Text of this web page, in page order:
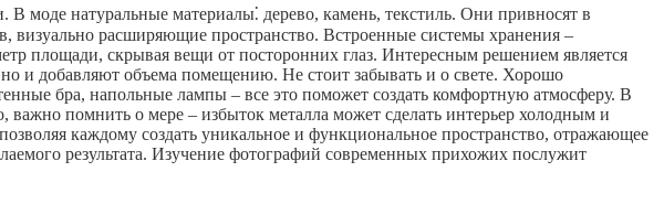
моде натуральные материалы⁚ дерево, камень, текстиль. Они привносят в
визуально расширяющие пространство. Встроенные системы хранения –
площади, скрывая вещи от посторонних глаз. Интересным решением является
и добавляют объема помещению. Не стоит забывать и о свете. Хорошо
бра, напольные лампы – все это поможет создать комфортную атмосферу. В
помнить о мере – избыток металла может сделать интерьер холодным и
каждому создать уникальное и функциональное пространство, отражающее
результата. Изучение фотографий современных прихожих послужит